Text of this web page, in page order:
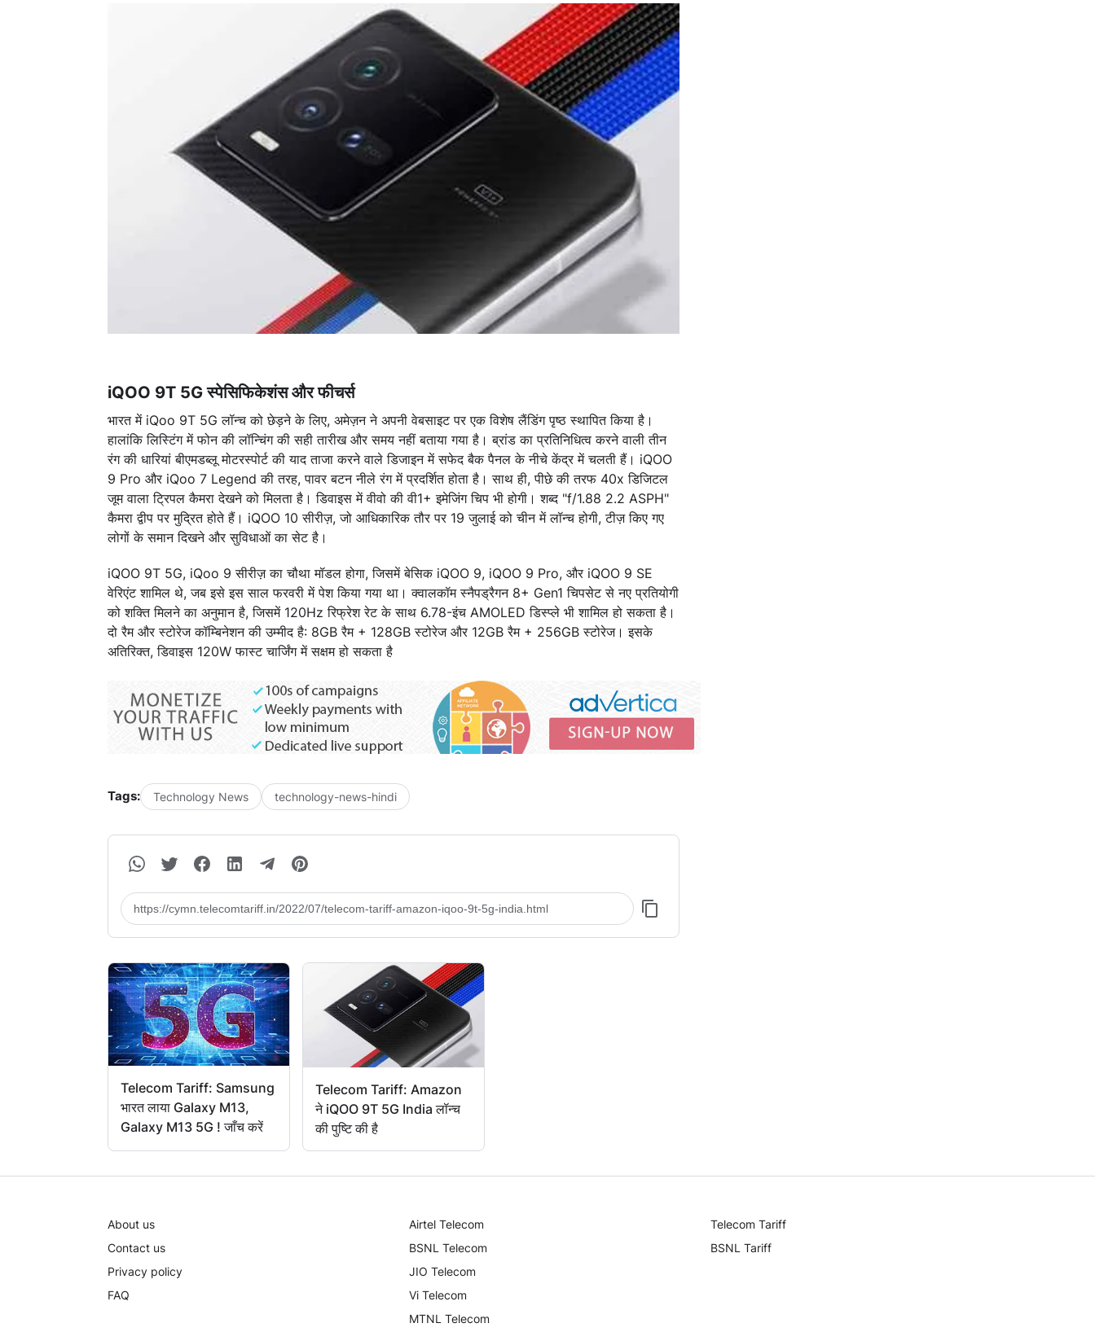
iQOO 9T 5G स्पेसिफिकेशंस और फीचर्स
भारत में iQoo 9T 5G लॉन्च को छेड़ने के लिए, अमेज़न ने अपनी वेबसाइट पर एक विशेष लैंडिंग पृष्ठ स्थापित किया है।
हालांकि लिस्टिंग में फोन की लॉन्चिंग की सही तारीख और समय नहीं बताया गया है। ब्रांड का प्रतिनिधित्व करने वाली तीन
रंग की धारियां बीएमडब्लू मोटरस्पोर्ट की याद ताजा करने वाले डिजाइन में सफेद बैक पैनल के नीचे केंद्र में चलती हैं। iQOO
9 Pro और iQoo 7 Legend की तरह, पावर बटन नीले रंग में प्रदर्शित होता है। साथ ही, पीछे की तरफ 40x डिजिटल
जूम वाला ट्रिपल कैमरा देखने को मिलता है। डिवाइस में वीवो की वी1+ इमेजिंग चिप भी होगी। शब्द "f/1.88 2.2 ASPH"
कैमरा द्वीप पर मुद्रित होते हैं। iQOO 10 सीरीज़, जो आधिकारिक तौर पर 19 जुलाई को चीन में लॉन्च होगी, टीज़ किए गए
लोगों के समान दिखने और सुविधाओं का सेट है।
iQOO 9T 5G, iQoo 9 सीरीज़ का चौथा मॉडल होगा, जिसमें बेसिक iQOO 9, iQOO 9 Pro, और iQOO 9 SE
वेरिएंट शामिल थे, जब इसे इस साल फरवरी में पेश किया गया था। क्वालकॉम स्नैपड्रैगन 8+ Gen1 चिपसेट से नए प्रतियोगी
को शक्ति मिलने का अनुमान है, जिसमें 120Hz रिफ्रेश रेट के साथ 6.78-इंच AMOLED डिस्प्ले भी शामिल हो सकता है।
दो रैम और स्टोरेज कॉम्बिनेशन की उम्मीद है: 8GB रैम + 128GB स्टोरेज और 12GB रैम + 256GB स्टोरेज। इसके
अतिरिक्त, डिवाइस 120W फास्ट चार्जिंग में सक्षम हो सकता है
Tags: Technology News technology-news-hindi
Telecom Tariff: Samsung
भारत लाया Galaxy M13,
Galaxy M13 5G ! जाँच करें
Telecom Tariff: Amazon
ने iQOO 9T 5G India लॉन्च
की पुष्टि की है
About us
Contact us
Privacy policy
FAQ
Airtel Telecom
BSNL Telecom
JIO Telecom
Vi Telecom
MTNL Telecom
Telecom Tariff
BSNL Tariff